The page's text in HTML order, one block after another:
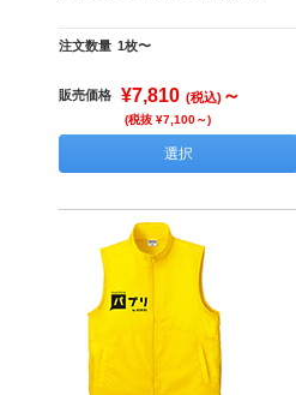
注文数量 1枚〜
販売価格 ¥7,810 (税込) ～
(税抜 ¥7,100～)
選択